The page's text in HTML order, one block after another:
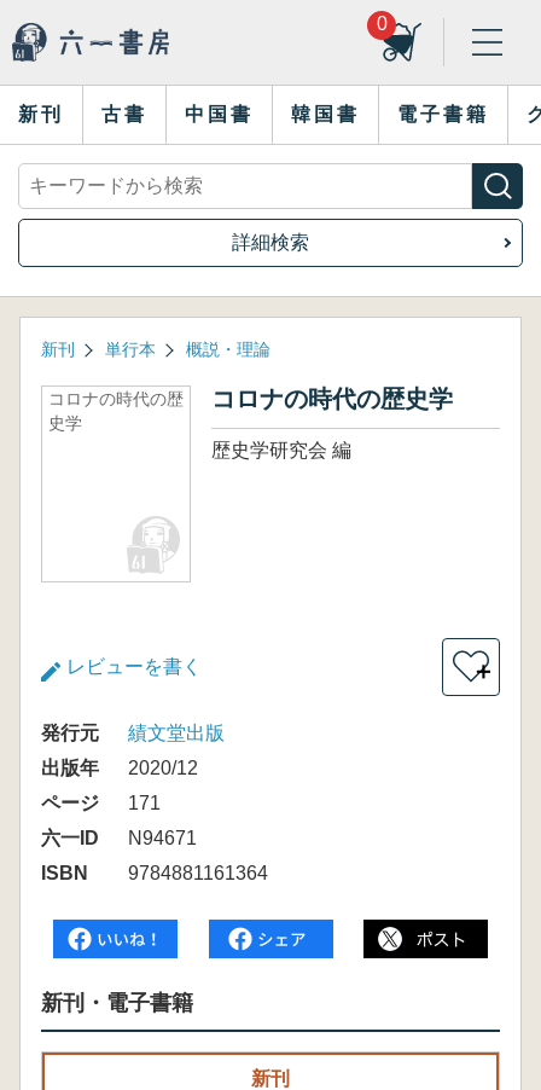
0
新刊 古書 中国書 韓国書 電子書籍
詳細検索
新刊 単行本 概説・理論
コロナの時代の歴
史学
コロナの時代の歴史学
歴史学研究会 編
レビューを書く ＋
発行元
績文堂出版
出版年
2020/12
ページ
171
六一ID
N94671
ISBN
9784881161364
新刊・電子書籍
新刊